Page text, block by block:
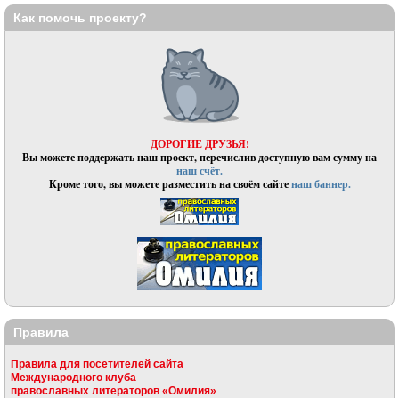
Как помочь проекту?
ДОРОГИЕ ДРУЗЬЯ!
Вы можете поддержать наш проект, перечислив доступную вам сумму на
наш счёт.
Кроме того, вы можете разместить на своём сайтенаш баннер.
Правила
Правила для посетителей сайта
Международного клуба
православных литераторов «Омилия»